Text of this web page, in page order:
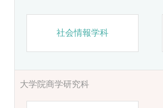
社会情報学科
大学院商学研究科